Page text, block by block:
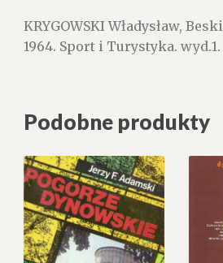
KRYGOWSKI Władysław,
1964. Sport i Turystyka.
Podobne produkty